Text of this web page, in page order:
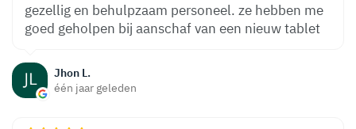
Jhon L.
één jaar geleden
gezellig en behulpzaam personeel. ze hebben me
goed geholpen bij aanschaf van een nieuw tablet